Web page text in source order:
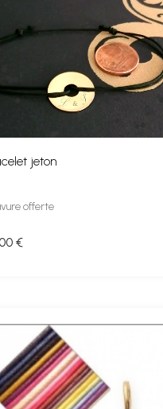
jeton
offerte
€